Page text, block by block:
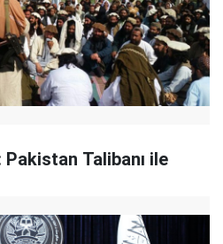
Talibanı ile